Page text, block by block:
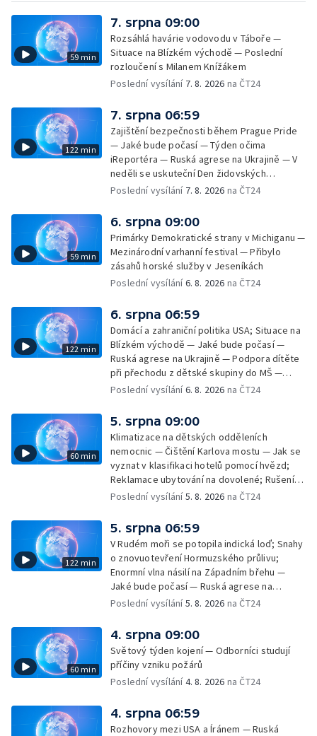
59 min
7. srpna 09:00
Rozsáhlá havárie vodovodu v Táboře —
Situace na Blízkém východě — Poslední
rozloučení s Milanem Knížákem
Poslední vysílání 7. 8. 2026 na ČT24
122 min
7. srpna 06:59
Zajištění bezpečnosti během Prague Pride
— Jaké bude počasí — Týden očima
iReportéra — Ruská agrese na Ukrajině — V
neděli se uskuteční Den židovských
památek — Vila Tugendhat slaví 25 let na
atletice 2026 — Výzkum: epidemie digitálních
závislostí je mýtus — Demolice vyhořelé
výškové budovy ve Zlíně
Poslední vysílání 7. 8. 2026 na ČT24
59 min
6. srpna 09:00
Primárky Demokratické strany v Michiganu —
Mezinárodní varhanní festival — Přibylo
zásahů horské služby v Jeseníkách
Poslední vysílání6. 8. 2026 na ČT24
122 min
6. srpna 06:59
Domácí a zahraniční politika USA; Situace na
Blízkém východě — Jaké bude počasí —
Ruská agrese na Ukrajině — Podpora dítěte
při přechodu z dětské skupiny do MŠ —
Filmové premiéry týdne — Dvě deci tuše v
rakovinu prsu
Poslední vysílání6. 8. 2026 na ČT24
60 min
5. srpna 09:00
Klimatizace na dětských odděleních
nemocnic — Čištění Karlova mostu — Jak se
vyznat v klasifikaci hotelů pomocí hvězd;
Reklamace ubytování na dovolené; Rušení
dovolené kvůli přírodním živlům; Práva
na dovolené v zahraničí; Platby a výběry na
dovolené v zahraničí — Těžba léčivé rašeliny
u Malé Morávky
Poslední vysílání5. 8. 2026 na ČT24
122 min
5. srpna 06:59
V Rudém moři se potopila indická loď; Snahy
o znovuotevření Hormuzského průlivu;
Enormní vlna násilí na Západním břehu —
Jaké bude počasí — Ruská agrese na
Ukrajině — Vliv veder na lidské orgány — Při
— Třem obcím na Brněnsku dočasně došla
pitná voda — SP v orientačním běhu v Česku
— Horko a požáry sužují Evropu — Rybářský
příměstský tábor
Poslední vysílání5. 8. 2026 na ČT24
60 min
4. srpna 09:00
Světový týden kojení — Odborníci studují
příčiny vzniku požárů
Poslední vysílání4. 8. 2026 na ČT24
4. srpna 06:59
Rozhovory mezi USA a Íránem — Ruská